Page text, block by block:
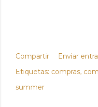
Compartir
Enviar
Etiquetas: compras
summer